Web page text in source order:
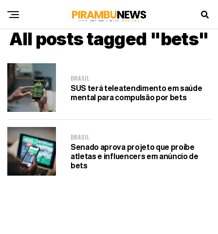
All posts tagged "bets"
BRASIL
SUS terá teleatendimento em saúde
mental para compulsão por bets
BRASIL
Senado aprova projeto que proíbe
atletas e influencers em anúncio de
bets